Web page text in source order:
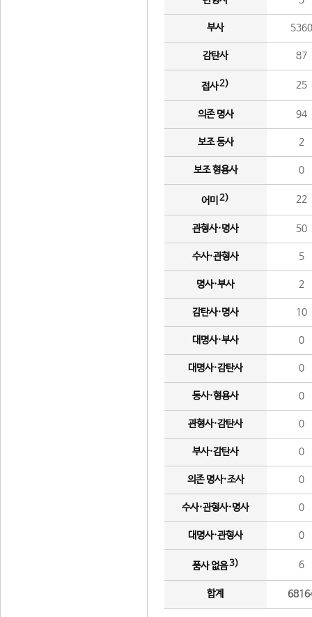
부사 5360
감탄사 87
접사2) 25
의존 명사 94
보조 동사 2
보조 형용사 0
어미 2) 22
관형사·명사 50
수사·관형사 5
명사·부사 2
감탄사·명사 10
대명사·부사 0
대명사·감탄사 0
동사·형용사 0
관형사·감탄사 0
부사·감탄사 0
의존 명사·조사 0
수사·관형사·명사 0
대명사·관형사 0
품사 없음3) 6
합계